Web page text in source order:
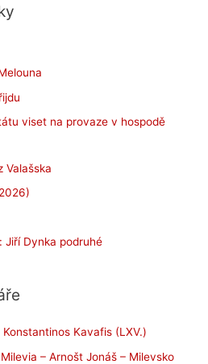
viset na provaze v hospodě
Valašska
Jiří Dynka podruhé
Konstantinos Kavafis (LXV.)
– Arnošt Jonáš – Milevsko